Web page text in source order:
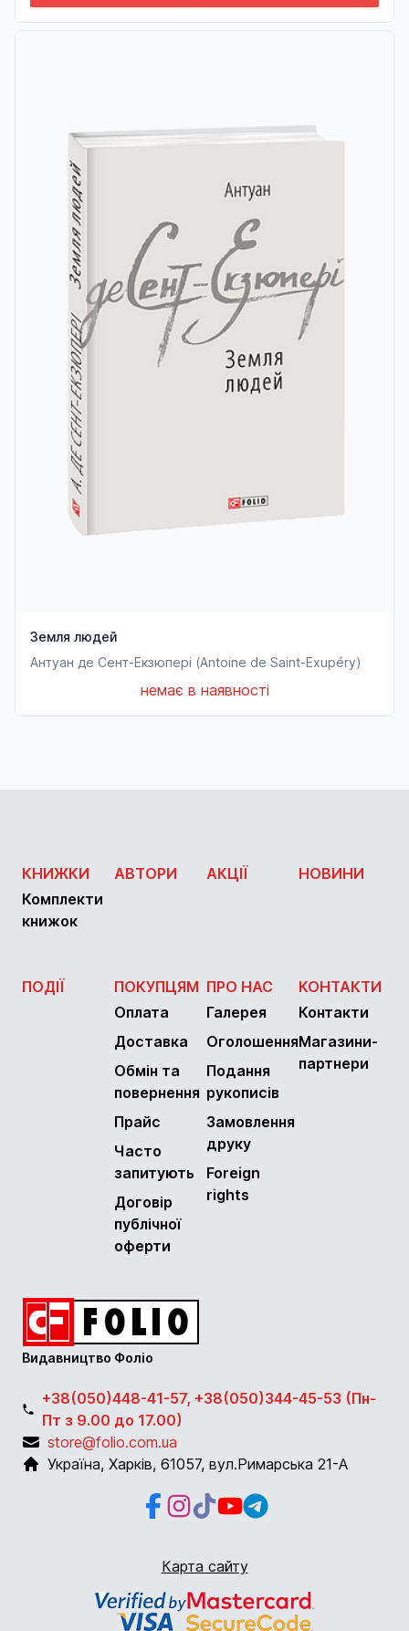
Земля людей
Антуан де Сент-Екзюпері (Antoine de Saint-Exupéry)
немає в наявності
КНИЖКИ
Комплекти
книжок
АВТОРИ АКЦІЇ НОВИНИ
ПОДІЇ
ПОКУПЦЯМ
Оплата
Доставка
Обмін та
повернення
Прайс
Часто
запитують
Договір
публічної
оферти
ПРО НАС
Галерея
Оголошення
Подання
рукописів
Замовлення
друку
Foreign
rights
КОНТАКТИ
Контакти
Магазини-
партнери
Видавництво Фоліо
+38(050)448-41-57, +38(050)344-45-53 (Пн-
Пт з 9.00 до 17.00)
store@folio.com.ua
Україна, Харків, 61057, вул.Римарська 21-А
Facebook
Instagram
Instagram
YoutubeTelegram
Карта сайту